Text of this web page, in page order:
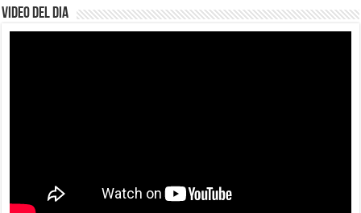
Video del dia